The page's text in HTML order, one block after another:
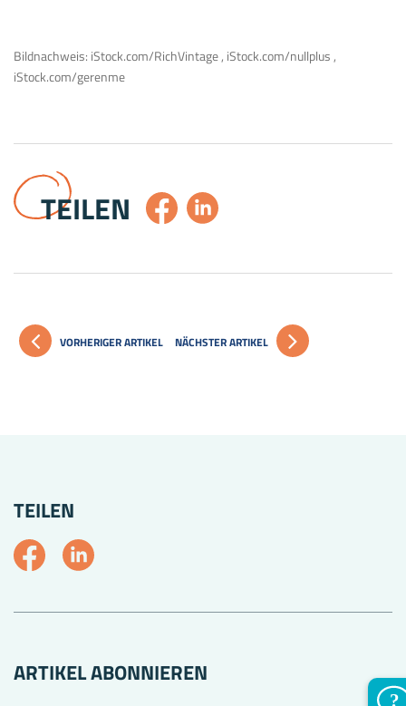
Bildnachweis: iStock.com/RichVintage , iStock.com/nullplus ,
iStock.com/gerenme
TEILEN
VORHERIGER ARTIKEL NÄCHSTER ARTIKEL
TEILEN
ARTIKEL ABONNIEREN